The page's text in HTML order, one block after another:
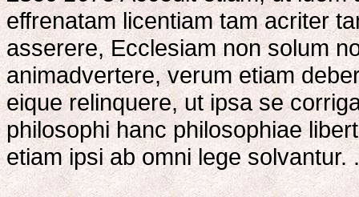
effrenatam licentiam tam acriter
asserere, Ecclesiam non solum
animadvertere, verum etiam
eique relinquere, ut ipsa se
philosophi hanc philosophiae
etiam ipsi ab omni lege solvantur.